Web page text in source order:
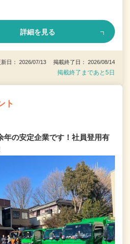
詳細を見る
新日： 2026/07/13 掲載終了日： 2026/08/14
掲載終了まであと5日
ト
年の安定企業です！社員登用有